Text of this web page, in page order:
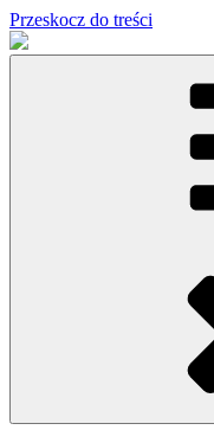
Przeskocz do treści